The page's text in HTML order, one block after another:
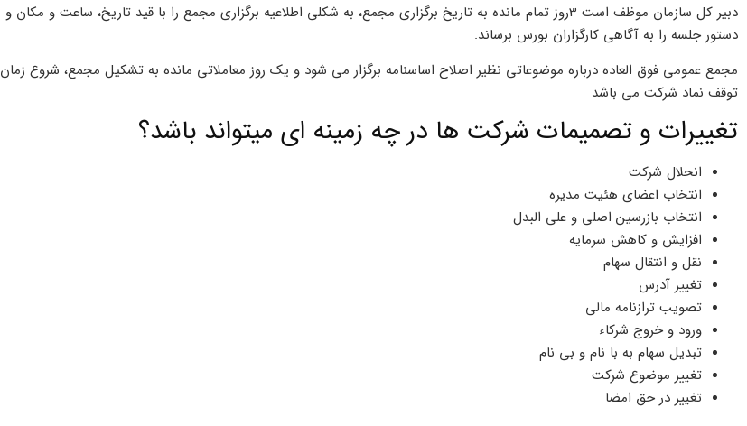
دبیر کل سازمان موظف است 3روز تمام مانده به تاریخ برگزاری مجمع، به شکلی اطلاعیه برگزاری مجمع را با قید تاریخ، ساعت و مکان و
دستور جلسه را به آگاهی کارگزاران بورس برساند.
مجمع عمومی فوق العاده درباره موضوعاتی نظیر اصلاح اساسنامه برگزار می شود و یک روز معاملاتی مانده به تشکیل مجمع، شروع زمان
توقف نماد شرکت می باشد
تغییرات و تصمیمات شرکت ها در چه زمینه ای میتواند باشد؟
انحلال شرکت
انتخاب اعضای هئیت مدیره
انتخاب بازرسین اصلی و علی البدل
افزایش و کاهش سرمایه
نقل و انتقال سهام
تغییر آدرس
تصویب ترازنامه مالی
ورود و خروج شرکاء
تبدیل سهام به با نام و بی نام
تغییر موضوع شرکت
تغییر در حق امضا